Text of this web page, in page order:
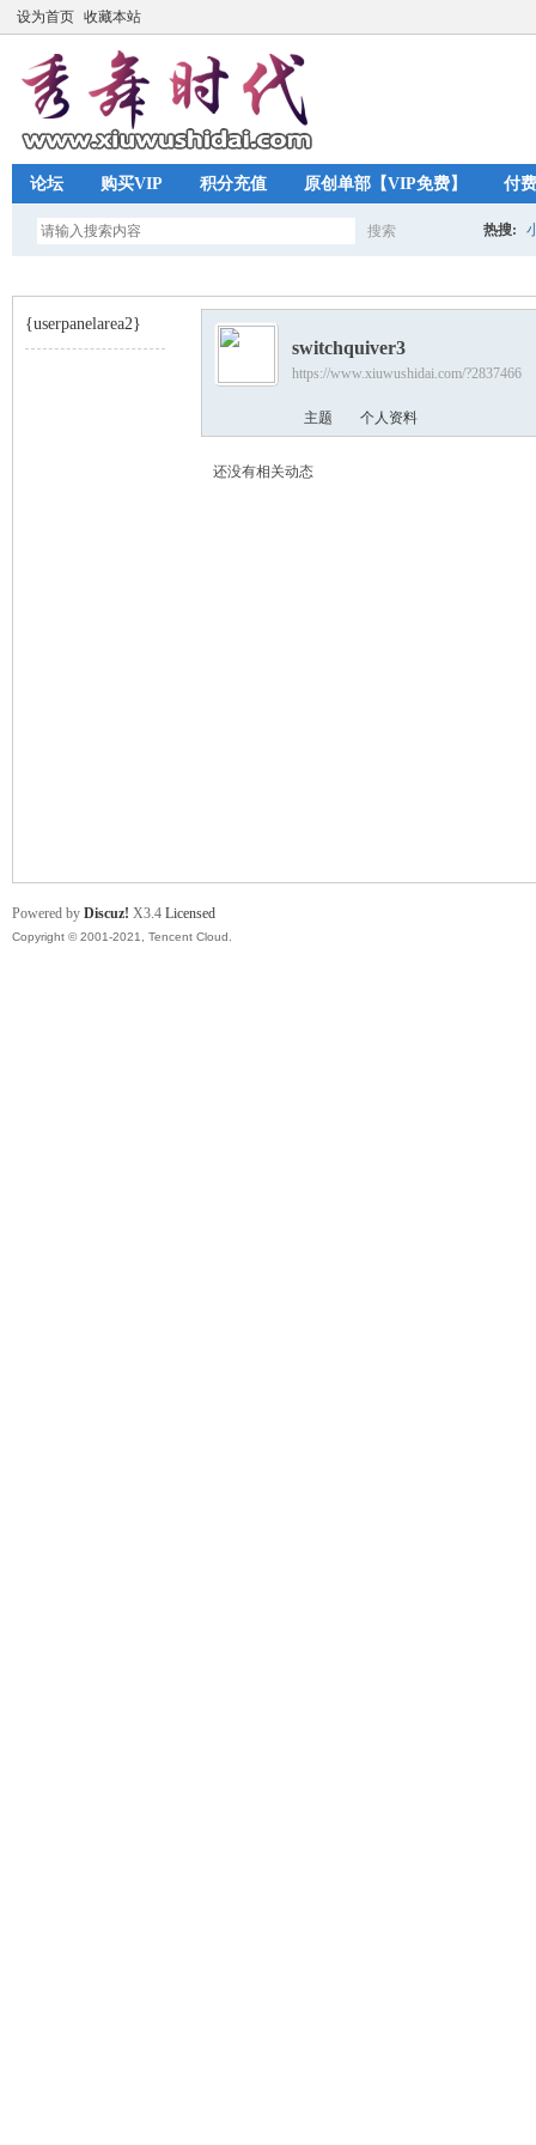
设为首页 收藏本站
论坛 购买VIP 积分充值 原创单部【VIP免费】 付
搜索
索
热搜:
{userpanelarea2}
switchquiver3
https://www.xiuwushidai.com/?2837466
主题 个人资料
还没有相关动态
Powered by Discuz! X3.4 Licensed
Copyright © 2001-2021, Tencent Cloud.